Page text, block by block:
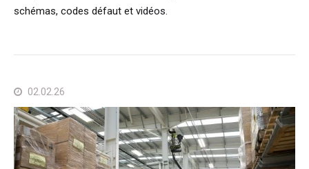
schémas, codes défaut et vidéos.
02.02.26